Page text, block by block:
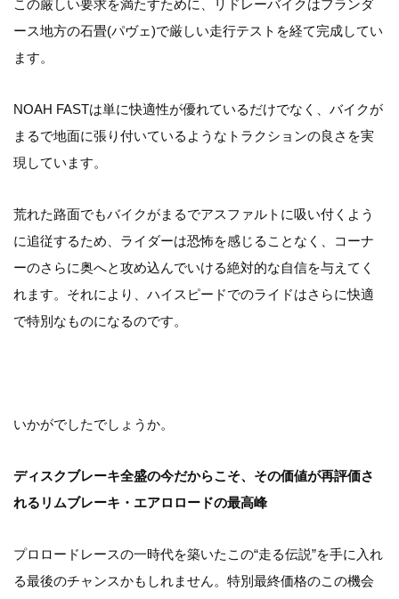
この厳しい要求を満たすために、リドレーバイクはフランダ
ース地方の石畳(パヴェ)で厳しい走行テストを経て完成してい
ます。
NOAH FASTは単に快適性が優れているだけでなく、バイクが
まるで地面に張り付いているようなトラクションの良さを実
現しています。
荒れた路面でもバイクがまるでアスファルトに吸い付くよう
に追従するため、ライダーは恐怖を感じることなく、コーナ
ーのさらに奥へと攻め込んでいける絶対的な自信を与えてく
れます。それにより、ハイスピードでのライドはさらに快適
で特別なものになるのです。
いかがでしたでしょうか。
ディスクブレーキ全盛の今だからこそ、その価値が再評価さ
れるリムブレーキ・エアロロードの最高峰
プロロードレースの一時代を築いたこの“走る伝説”を手に入れ
る最後のチャンスかもしれません。特別最終価格のこの機会